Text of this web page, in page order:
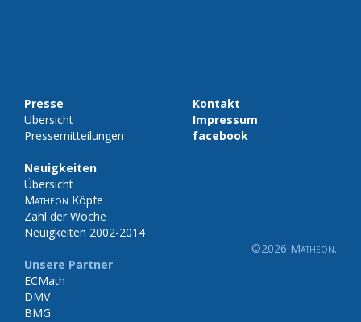
Presse
Übersicht
Pressemitteilungen
Neuigkeiten
Übersicht
Matheon Köpfe
Zahl der Woche
Neuigkeiten 2002-2014
Unsere Partner
ECMath
DMV
BMG
Kontakt
Impressum
facebook
©2026 Matheon.